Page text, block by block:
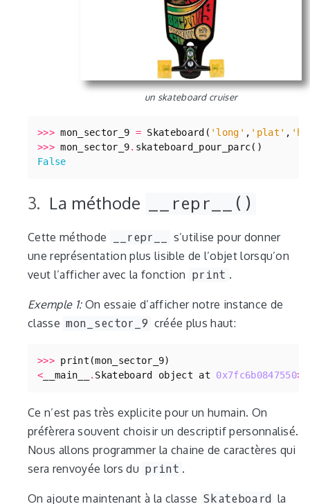
un skateboard cruiser
>>> mon_sector_9 = Skateboard ( 'long' , 'plat' ,
>>> mon_sector_9. skateboard_pour_parc()
False
La méthode __repr__()
Cette méthode __repr__
s’utilise pour donner
une représentation plus lisible de l’objet lorsqu’on
veut l’afficher avec la fonction print .
Exemple 1:On essaie d’afficher notre instance de
classe mon_sector_9 créée plus haut:
>>> print (mon_sector_9)
< __main__ . Skateboard object at 0x7fc6b0847550>
Ce n’est pas très explicite pour un humain. On
préfèrera souvent choisir un descriptif personnalisé.
Nous allons programmer la chaine de caractères qui
sera renvoyée lors du print .
On ajoute maintenant à la classe Skateboard la